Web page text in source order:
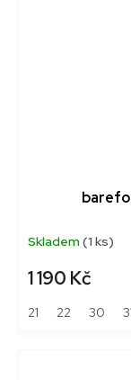
Skladem(1 ks)
1 190 Kč
21 22 30